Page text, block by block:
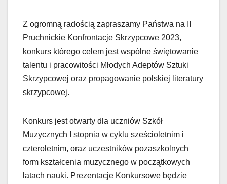
Z ogromną radością zapraszamy Państwa na II
Pruchnickie Konfrontacje Skrzypcowe 2023,
konkurs którego celem jest wspólne świętowanie
talentu i pracowitości Młodych Adeptów Sztuki
Skrzypcowej oraz propagowanie polskiej literatury
skrzypcowej.
Konkurs jest otwarty dla uczniów Szkół
Muzycznych I stopnia w cyklu sześcioletnim i
czteroletnim, oraz uczestników pozaszkolnych
form kształcenia muzycznego w początkowych
latach nauki. Prezentacje Konkursowe będzie